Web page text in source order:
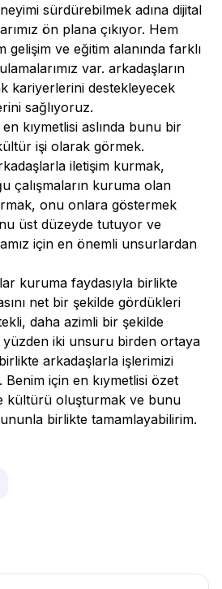
sürdürebilmek adına dijital
ön plana çıkıyor. Hem
gelişim ve eğitim alanında farklı
var. arkadaşların
kariyerlerini destekleyecek
sağlıyoruz.
kıymetlisi aslında bunu bir
işi olarak görmek.
iletişim kurmak,
çalışmaların kuruma olan
onu onlara göstermek
üst düzeyde tutuyor ve
için en önemli unsurlardan
kuruma faydasıyla birlikte
net bir şekilde gördükleri
daha azimli bir şekilde
iki unsuru birden ortaya
arkadaşlarla işlerimizi
Benim için en kıymetlisi özet
kültürü oluşturmak ve bunu
birlikte tamamlayabilirim.